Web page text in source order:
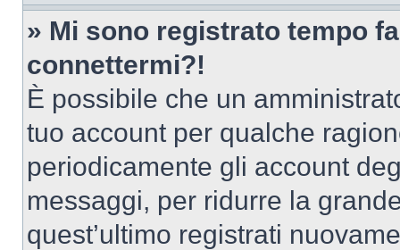
» Mi sono registrato tempo
connettermi?!
È possibile che un
tuo account per qualche
periodicamente gli account
messaggi, per ridurre la
quest’ultimo registrati